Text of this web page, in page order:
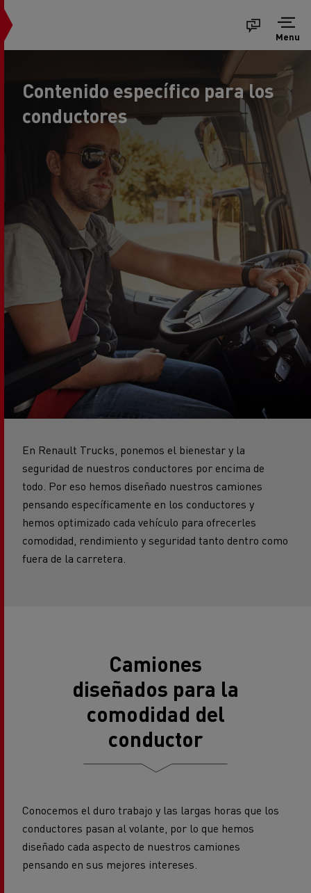
Menu
Contenido específico para los
conductores
En Renault Trucks, ponemos el bienestar y la
seguridad de nuestros conductores por encima de
todo. Por eso hemos diseñado nuestros camiones
pensando específicamente en los conductores y
hemos optimizado cada vehículo para ofrecerles
comodidad, rendimiento y seguridad tanto dentro como
fuera de la carretera.
Camiones
diseñados para la
comodidad del
conductor
Conocemos el duro trabajo y las largas horas que los
conductores pasan al volante, por lo que hemos
diseñado cada aspecto de nuestros camiones
pensando en sus mejores intereses.